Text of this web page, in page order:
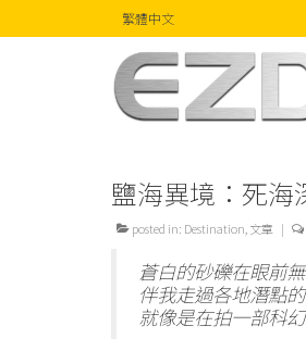
繁體中文
鹽海異境：死海
posted in: Destination,文章 |
蒼白的砂礫在眼前
伴我走過各地潛點
就像是在拍一部科